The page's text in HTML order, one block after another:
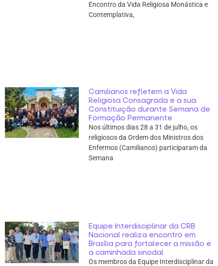
Encontro da Vida Religiosa Monástica e
Contemplativa,
Camilianos refletem a Vida
Religiosa Consagrada e a sua
Constituição durante Semana de
Formação Permanente
Nos últimos dias 28 a 31 de julho, os
religiosos da Ordem dos Ministros dos
Enfermos (Camilianos) participaram da
Semana
Equipe Interdisciplinar da CRB
Nacional realiza encontro em
Brasília para fortalecer a missão e
a caminhada sinodal
Os membros da Equipe Interdisciplinar da